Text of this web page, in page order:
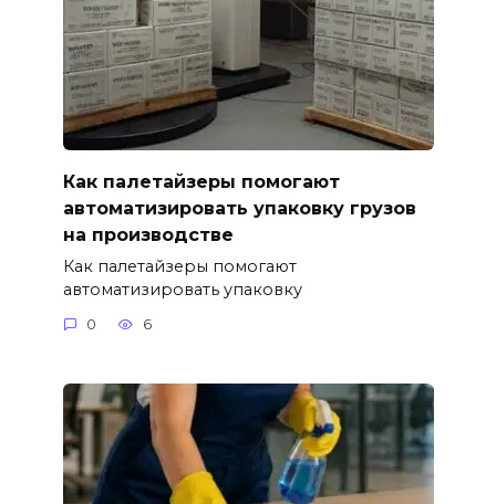
Как палетайзеры помогают
автоматизировать упаковку грузов
на производстве
Как палетайзеры помогают
автоматизировать упаковку
0 6